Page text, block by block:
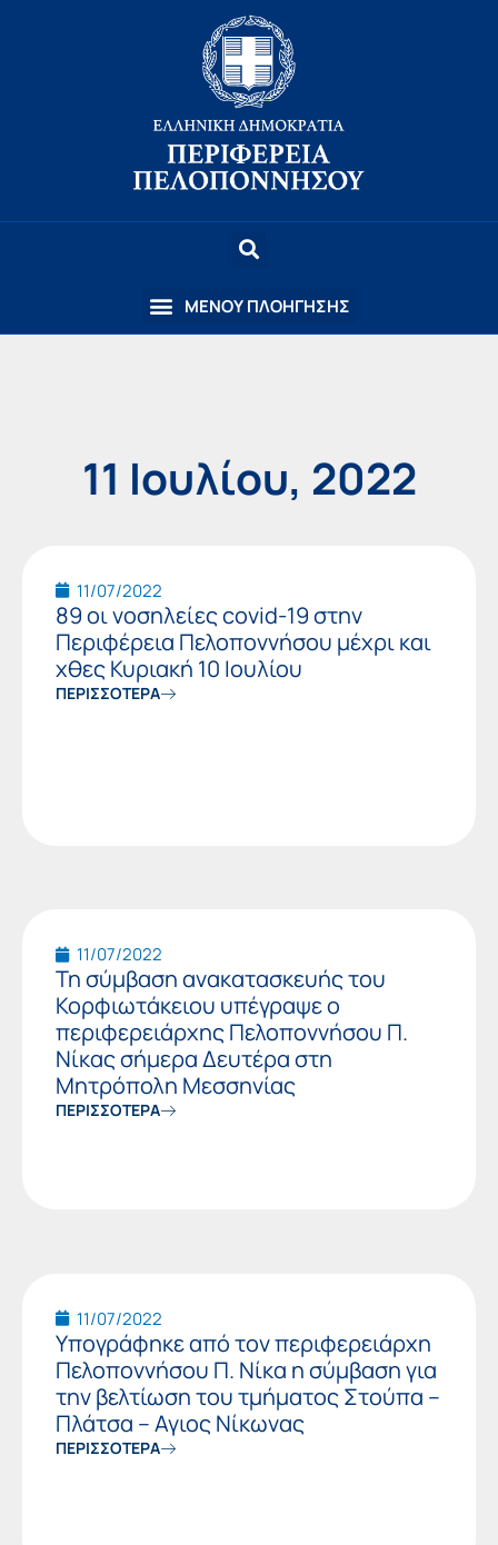
11 Ιουλίου, 2022
11/07/2022
89 οι νοσηλείες covid-19 στην
Περιφέρεια Πελοποννήσου μέχρι και
χθες Κυριακή 10 Ιουλίου
ΠΕΡΙΣΣΟΤΕΡΑ
11/07/2022
Τη σύμβαση ανακατασκευής του
Κορφιωτάκειου υπέγραψε ο
περιφερειάρχης Πελοποννήσου Π.
Νίκας σήμερα Δευτέρα στη
Μητρόπολη Μεσσηνίας
ΠΕΡΙΣΣΟΤΕΡΑ
11/07/2022
Υπογράφηκε από τον περιφερειάρχη
Πελοποννήσου Π. Νίκα η σύμβαση για
την βελτίωση του τμήματος Στούπα –
Πλάτσα – Αγιος Νίκωνας
ΠΕΡΙΣΣΟΤΕΡΑ